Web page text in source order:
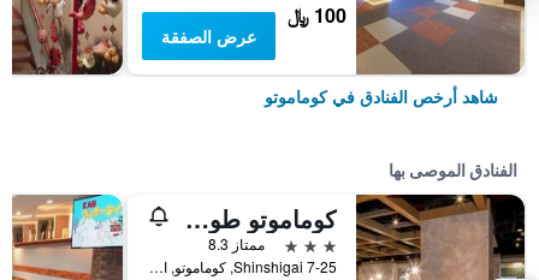
100 ﷼
عرض الصفقة
شاهد أرخص الفنادق في كوماموتو
الفنادق الموصى بها
كوماموتو طوكيو راي هوتل
3 نجوم
ممتاز 8.3
7-25 Shinshigai, كوماموتو, اليابان